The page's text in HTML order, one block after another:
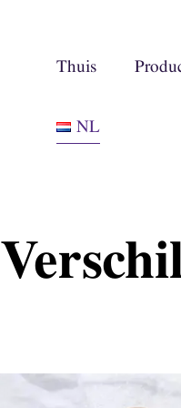
Thuis
NL